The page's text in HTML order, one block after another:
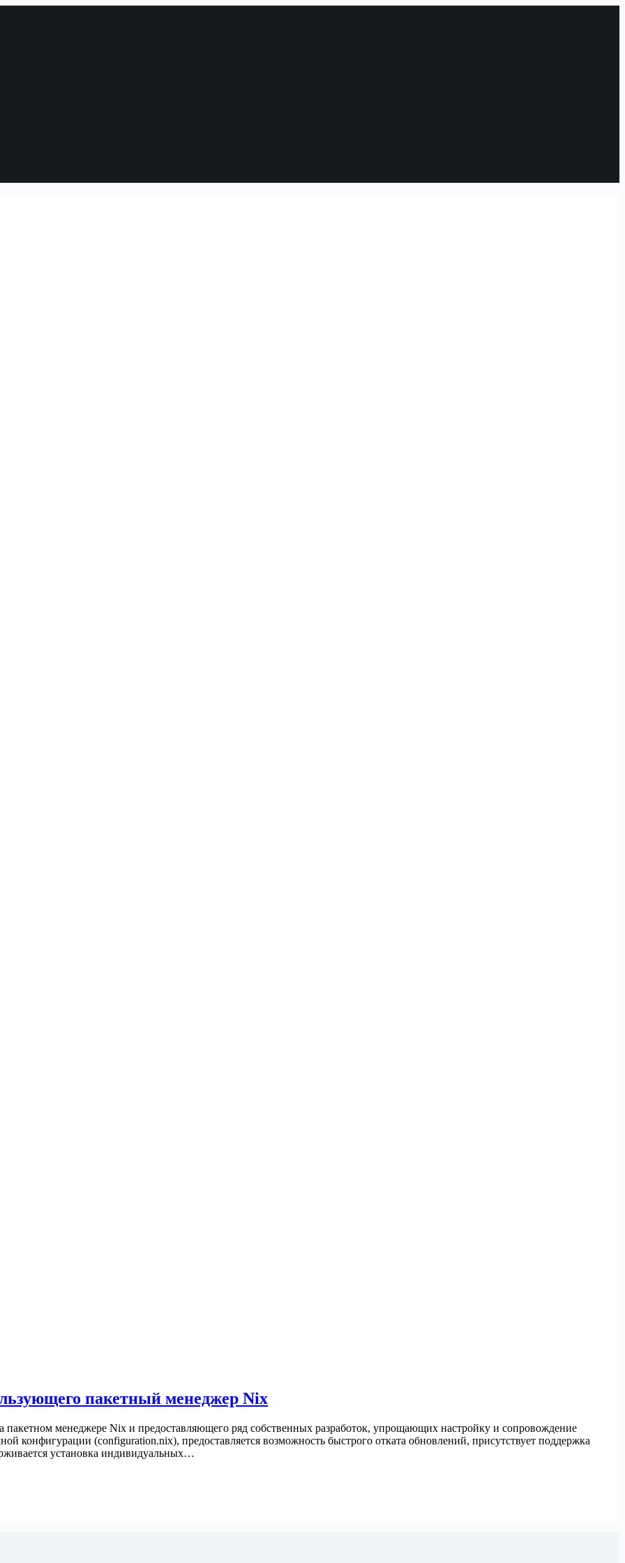
пакетный менеджер Nix
пакетном менеджере Nix и предоставляющего ряд собственных разработок, упрощающих настройку и сопровождение
конфигурации (configuration.nix), предоставляется возможность быстрого отката обновлений, присутствует поддержка
установка индивидуальных…